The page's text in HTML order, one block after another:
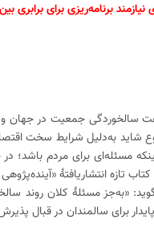
برنامه‌ریزی برای برابری
سالخوردگی جمعیت در جهان
شاید به‌دلیل شرایط سخت
مسئله‌ای برای مردم باشد؛
تازه انتشاریافتهٔ
«به‌جز مسئلهٔ کلان روند
برای سالمندان در قبال